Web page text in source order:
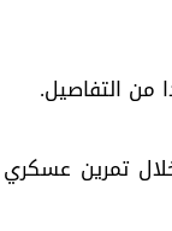
من التفاصيل.
تمرين